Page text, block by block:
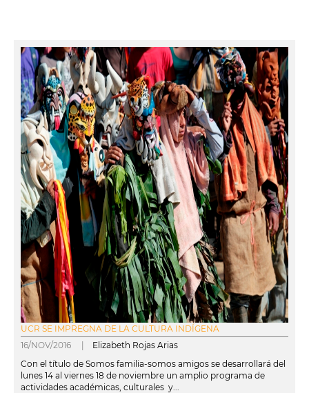
UCR SE IMPREGNA DE LA CULTURA INDÍGENA
16/NOV/2016 | Elizabeth Rojas Arias
Con el título de Somos familia-somos amigos se desarrollará del
lunes 14 al viernes 18 de noviembre un amplio programa de
actividades académicas, culturales y...